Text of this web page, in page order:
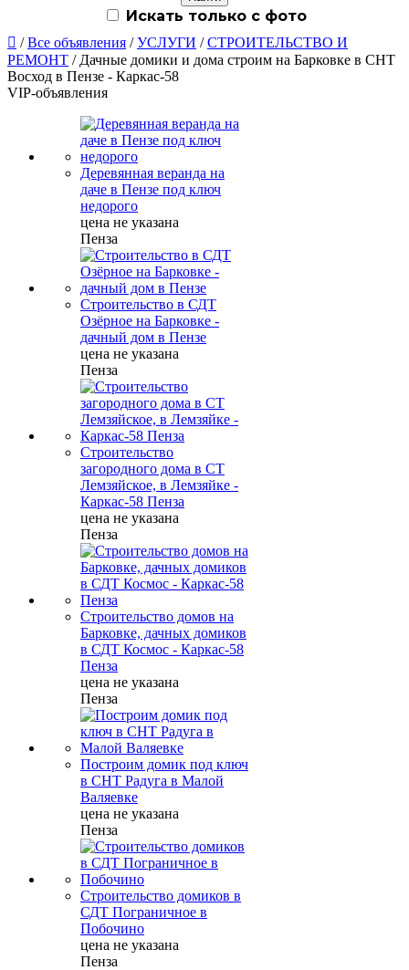
Искать только с фото
 /Все объявления /УСЛУГИ /СТРОИТЕЛЬСТВО И
РЕМОНТ / Дачные домики и дома строим на Барковке в СНТ
Восход в Пензе - Каркас-58
VIP-объявления
Деревянная веранда на
даче в Пензе под ключ
недорого
цена не указана
Пенза
Строительство в СДТ
Озёрное на Барковке -
дачный дом в Пензе
цена не указана
Пенза
Строительство
загородного дома в СТ
Лемзяйское, в Лемзяйке -
Каркас-58 Пенза
цена не указана
Пенза
Строительство домов на
Барковке, дачных домиков
в СДТ Космос - Каркас-58
Пенза
цена не указана
Пенза
Построим домик под ключ
в СНТ Радуга в Малой
Валяевке
цена не указана
Пенза
Строительство домиков в
СДТ Пограничное в
Побочино
цена не указана
Пенза